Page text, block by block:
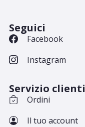
Servizio clienti
Ordini
Il tuo account
Seguici
Facebook
Instagram